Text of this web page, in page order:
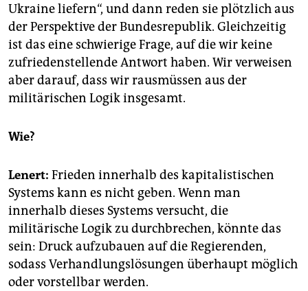
Ukraine liefern“, und dann reden sie plötzlich aus
der Perspektive der Bundesrepublik. Gleichzeitig
ist das eine schwierige Frage, auf die wir keine
zufriedenstellende Antwort haben. Wir verweisen
aber darauf, dass wir rausmüssen aus der
militärischen Logik insgesamt.
Wie?
Lenert: Frieden innerhalb des kapitalistischen
Systems kann es nicht geben. Wenn man
innerhalb dieses Systems versucht, die
militärische Logik zu durchbrechen, könnte das
sein: Druck aufzubauen auf die Regierenden,
sodass Verhandlungslösungen überhaupt möglich
oder vorstellbar werden.